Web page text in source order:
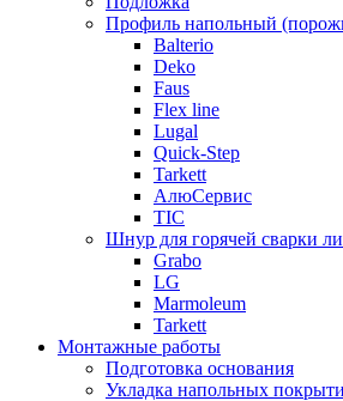
Профиль напольный
Balterio
Deko
Faus
Flex line
Lugal
Quick-Step
Tarkett
АлюСервис
ТІС
Шнур для горячей сварки
Grabo
LG
Marmoleum
Tarkett
Монтажные работы
Подготовка основания
Укладка напольных